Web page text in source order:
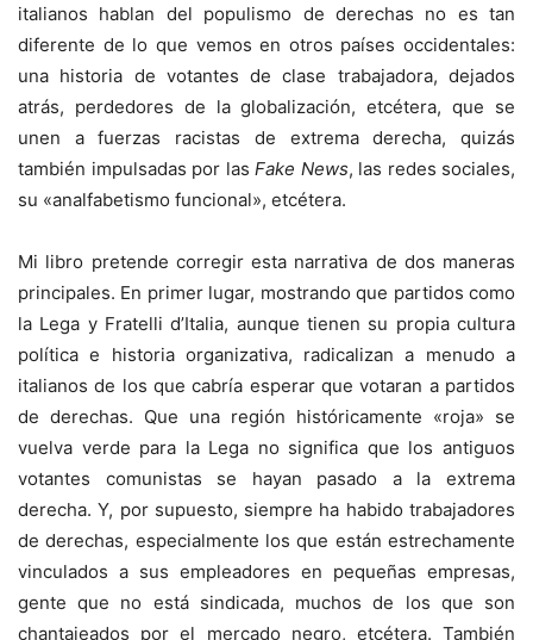
italianos hablan del populismo de derechas no es tan
diferente de lo que vemos en otros países occidentales:
una historia de votantes de clase trabajadora, dejados
atrás, perdedores de la globalización, etcétera, que se
unen a fuerzas racistas de extrema derecha, quizás
también impulsadas por las Fake News, las redes sociales,
su «analfabetismo funcional», etcétera.
Mi libro pretende corregir esta narrativa de dos maneras
principales. En primer lugar, mostrando que partidos como
la Lega y Fratelli d’Italia, aunque tienen su propia cultura
política e historia organizativa, radicalizan a menudo a
italianos de los que cabría esperar que votaran a partidos
de derechas. Que una región históricamente «roja» se
vuelva verde para la Lega no significa que los antiguos
votantes comunistas se hayan pasado a la extrema
derecha. Y, por supuesto, siempre ha habido trabajadores
de derechas, especialmente los que están estrechamente
vinculados a sus empleadores en pequeñas empresas,
gente que no está sindicada, muchos de los que son
chantajeados por el mercado negro, etcétera. También